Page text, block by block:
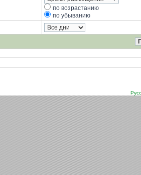
по возрастанию
по убыванию